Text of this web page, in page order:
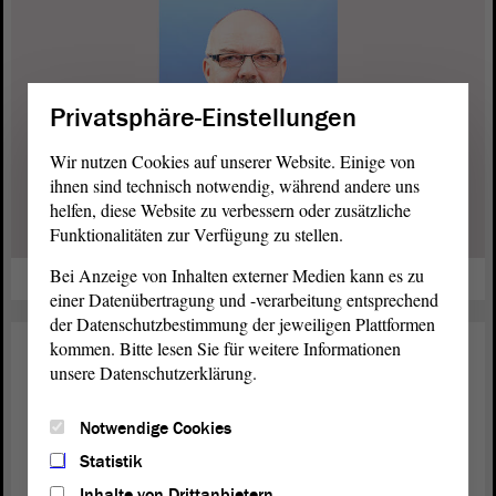
weiterlesen
Landtag 30. Mai 2016
Landtag
Privatsphäre-Einstellungen
Wir nutzen Cookies auf unserer Website. Einige von
ihnen sind technisch notwendig, während andere uns
helfen, diese Website zu verbessern oder zusätzliche
Funktionalitäten zur Verfügung zu stellen.
Bei Anzeige von Inhalten externer Medien kann es zu
einer Datenübertragung und -verarbeitung entsprechend
der Datenschutzbestimmung der jeweiligen Plattformen
kommen. Bitte lesen Sie für weitere Informationen
unsere Datenschutzerklärung.
Notwendige Cookies
Statistik